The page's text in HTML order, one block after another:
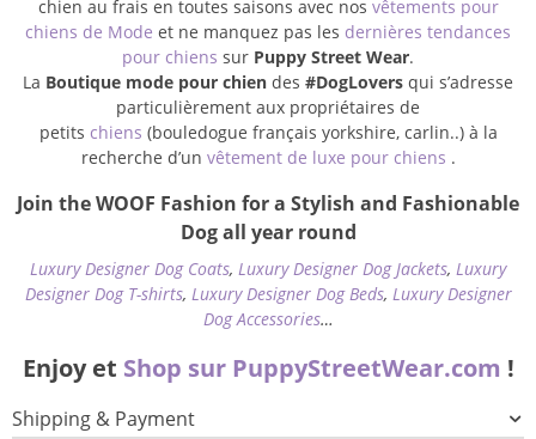
chien au frais en toutes saisons avec nos vêtements pour
chiens de Mode et ne manquez pas les dernières tendances
pour chiens sur Puppy Street Wear.
La Boutique mode pour chien des #DogLovers qui s’adresse
particulièrement aux propriétaires de
petits chiens (bouledogue français yorkshire, carlin..) à la
recherche d’un vêtement de luxe pour chiens .
Join the WOOF Fashion for a Stylish and Fashionable
Dog all year round
Luxury Designer Dog Coats, Luxury Designer Dog Jackets, Luxury
Designer Dog T-shirts, Luxury Designer Dog Beds, Luxury Designer
Dog Accessories…
Enjoy et Shop sur PuppyStreetWear.com !
Shipping & Payment